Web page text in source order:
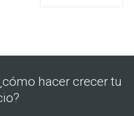
hacer crecer tu